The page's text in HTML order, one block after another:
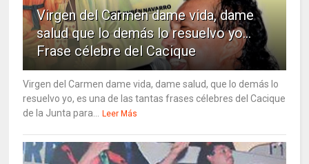
Virgen del Carmen dame vida, dame
salud que lo demás lo resuelvo yo…
Frase célebre del Cacique
Virgen del Carmen dame vida, dame salud, que lo demás lo
resuelvo yo, es una de las tantas frases célebres del Cacique
de la Junta para...
Leer Más